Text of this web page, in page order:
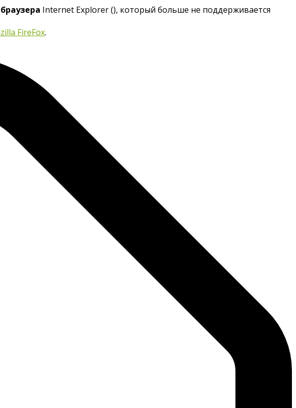
Internet Explorer (), который больше не поддерживается
FireFox.